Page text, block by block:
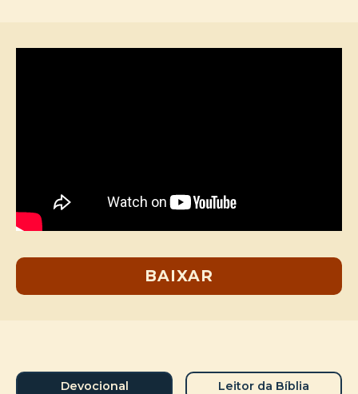
BAIXAR
Devocional Leitor da Bíblia